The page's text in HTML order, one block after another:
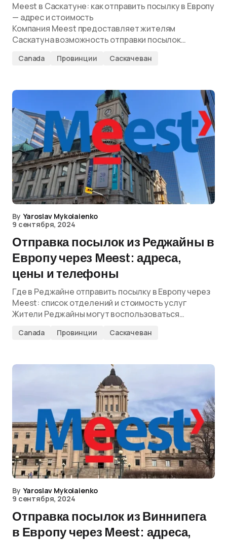
Meest в Саскатуне: как отправить посылку в Европу
— адрес и стоимость
Компания Meest предоставляет жителям
Саскатуна возможность отправки посылок…
Canada Провинции Саскачеван
By Yaroslav Mykolaienko
9 сентября, 2024
Отправка посылок из Реджайны в
Европу через Meest: адреса,
цены и телефоны
Где в Реджайне отправить посылку в Европу через
Meest: список отделений и стоимость услуг
Жители Реджайны могут воспользоваться…
Canada Провинции Саскачеван
By Yaroslav Mykolaienko
9 сентября, 2024
Отправка посылок из Виннипега
в Европу через Meest: адреса,